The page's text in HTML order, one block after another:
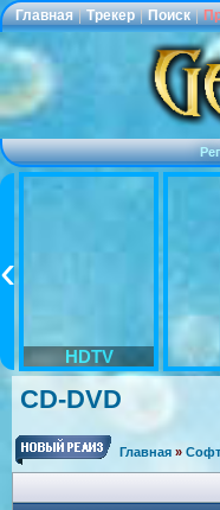
Главная | Трекер | Поиск |
HDTV
CD-DVD
Главная » Софт